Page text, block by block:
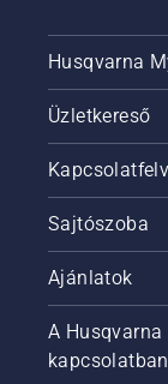
Husqvarna
Üzletkereső
Sajtószoba
Ajánlatok
A
kapcsolatban